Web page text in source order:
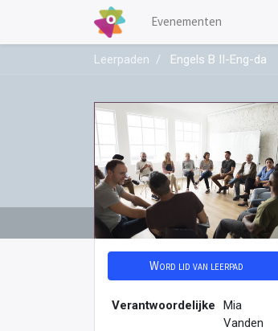
Evenementen
Leerpaden Engels B II-Eng-da
Word lid van leerpad
Verantwoordelijke
Mia
Vanden